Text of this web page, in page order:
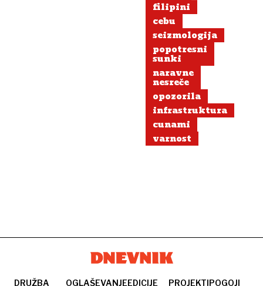
filipini
cebu
seizmologija
popotresni
sunki
naravne
nesreče
opozorila
infrastruktura
cunami
varnost
DRUŽBA
OGLAŠEVANJEEDICIJE
PROJEKTIPOGOJI